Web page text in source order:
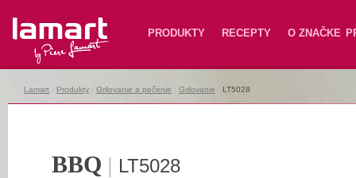
Lamart PRODUKTY RECEPTY O ZNAČKE
Lamart Produkty Grilovanie a pečenie Grilovanie LT5028
BBQ | LT5028